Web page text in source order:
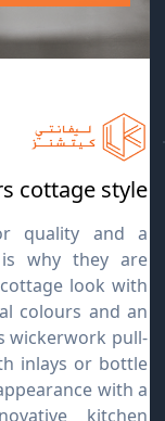
cottage style
quality and a
is why they are
cottage look with
colours and an
wickerwork pull-
inlays or bottle
with a
kitchen